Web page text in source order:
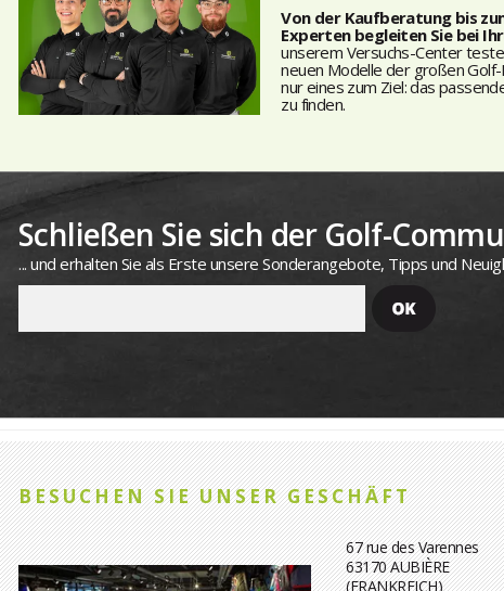
Von der Kaufberatung bis
Experten begleiten Sie bei
unserem Versuchs-Center
neuen Modelle der großen
nur eines zum Ziel: das
zu finden.
Schließen Sie sich der Golf-
... und erhalten Sie als Erste unsere Sonderangebote, Tipps und
BESUCHEN SIE UNSER GESCHÄFT
67 rue des Varennes
63170 AUBIÈRE
(FRANKREICH)